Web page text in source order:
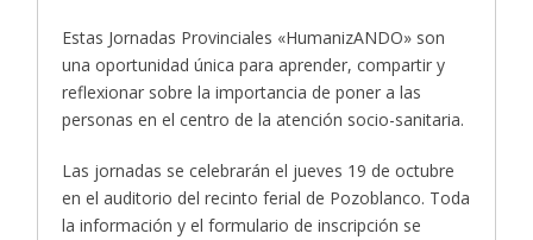
Estas Jornadas Provinciales «HumanizANDO» son
una oportunidad única para aprender, compartir y
reflexionar sobre la importancia de poner a las
personas en el centro de la atención socio-sanitaria.
Las jornadas se celebrarán el jueves 19 de octubre
en el auditorio del recinto ferial de Pozoblanco. Toda
la información y el formulario de inscripción se